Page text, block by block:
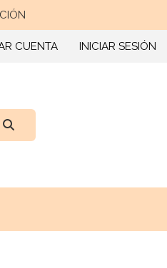
CUENTA INICIAR SESIÓN